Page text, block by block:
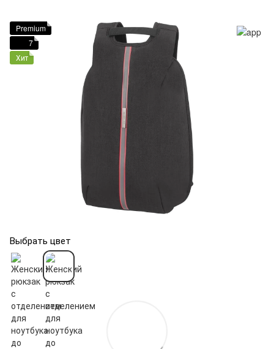
Premium
7
Хит
Выбрать цвет